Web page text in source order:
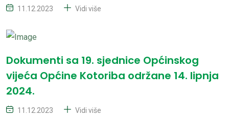
11.12.2023 Vidi više
Dokumenti sa 19. sjednice Općinskog
vijeća Općine Kotoriba održane 14. lipnja
2024.
11.12.2023 Vidi više